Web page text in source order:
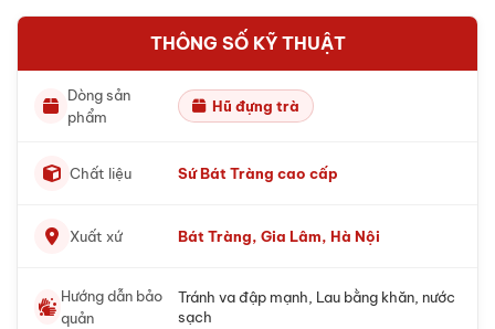
THÔNG SỐ KỸ THUẬT
Dòng sản
phẩm
Hũ đựng trà
Chất liệu Sứ Bát Tràng cao cấp
Xuất xứ Bát Tràng, Gia Lâm, Hà Nội
Hướng dẫn bảo
quản
Tránh va đập mạnh, Lau bằng khăn, nước
sạch